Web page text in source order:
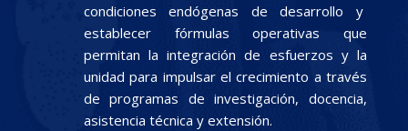
condiciones endógenas de desarrollo y
establecer fórmulas operativas que
permitan la integración de esfuerzos y la
unidad para impulsar el crecimiento a través
de programas de investigación, docencia,
asistencia técnica y extensión.